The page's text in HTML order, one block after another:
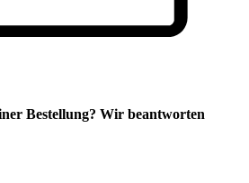
Bestellung? Wir beantworten